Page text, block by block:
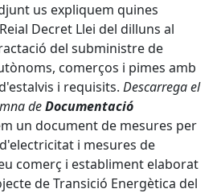
us expliquem quines
Decret Llei del dilluns al
del subministre de
comerços i pimes amb
i requisits. Descarrega el
deDocumentació
un document de mesures per
i mesures de
comerç i establiment elaborat
de Transició Energètica del